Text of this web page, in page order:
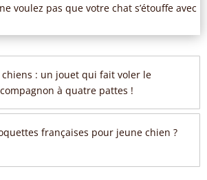
voulez pas que votre chat s’étouffe avec
: un jouet qui fait voler le
à quatre pattes !
françaises pour jeune chien ?